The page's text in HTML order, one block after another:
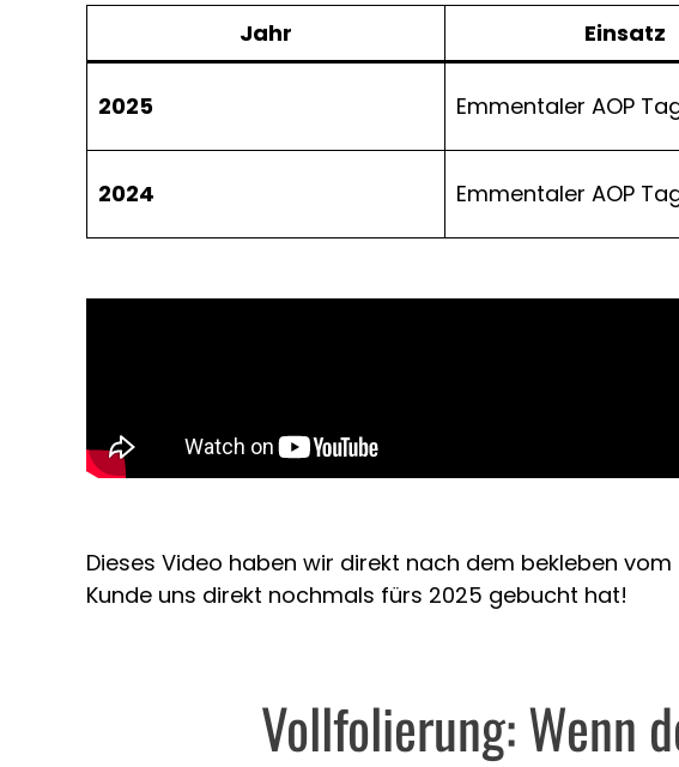
Jahr Einsatz
2025 Emmentaler AOP
2024 Emmentaler AOP
Dieses Video haben wir direkt nach dem bekleben
Kunde uns direkt nochmals fürs 2025 gebucht hat!
Vollfolierung: Wenn